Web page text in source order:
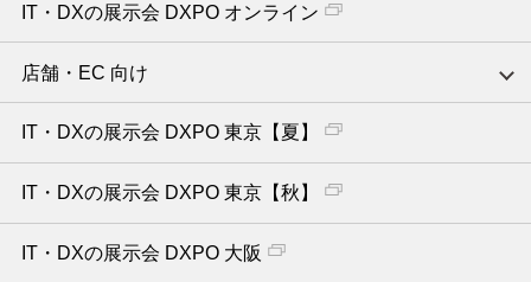
IT・DXの展示会 DXPO オンライン
店舗・EC 向け
IT・DXの展示会 DXPO 東京【夏】
IT・DXの展示会 DXPO 東京【秋】
IT・DXの展示会 DXPO 大阪